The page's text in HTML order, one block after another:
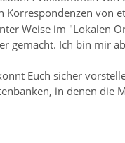
von
Weise im "Lokalen
gemacht. Ich bin mir
Euch sicher
in denen die